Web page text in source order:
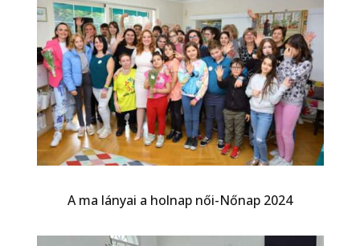
A ma lányai a holnap női-Nőnap 2024